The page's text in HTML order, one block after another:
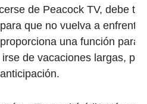
de Peacock TV, debe
que no vuelva a
una función para
de vacaciones largas,